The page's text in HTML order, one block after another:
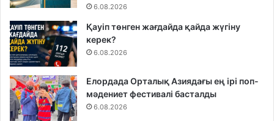
6.08.2026
Қауіп төнген жағдайда қайда жүгіну
керек?
6.08.2026
Елордада Орталық Азиядағы ең ірі поп-
мәдениет фестивалі басталды
6.08.2026